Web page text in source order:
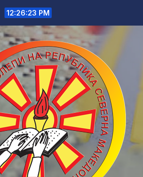
12:26:23 PM